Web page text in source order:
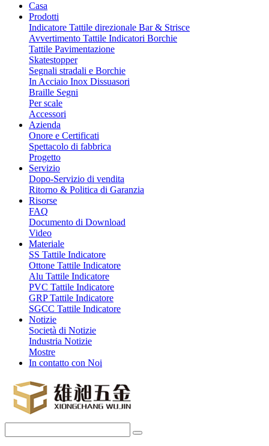
Casa
Prodotti
Indicatore Tattile direzionale Bar & Strisce
Avvertimento Tattile Indicatori Borchie
Tattile Pavimentazione
Skatestopper
Segnali stradali e Borchie
In Acciaio Inox Dissuasori
Braille Segni
Per scale
Accessori
Azienda
Onore e Certificati
Spettacolo di fabbrica
Progetto
Servizio
Dopo-Servizio di vendita
Ritorno & Politica di Garanzia
Risorse
FAQ
Documento di Download
Video
Materiale
SS Tattile Indicatore
Ottone Tattile Indicatore
Alu Tattile Indicatore
PVC Tattile Indicatore
GRP Tattile Indicatore
SGCC Tattile Indicatore
Notizie
Società di Notizie
Industria Notizie
Mostre
In contatto con Noi